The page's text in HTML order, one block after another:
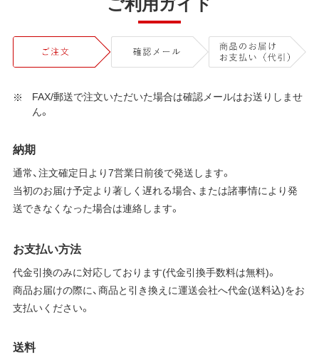
FAX/郵送で注文いただいた場合は確認メールはお送りしませ
ん。
納期
通常、注文確定日より7営業日前後で発送します。
当初のお届け予定より著しく遅れる場合、または諸事情により発
送できなくなった場合は連絡します。
お支払い方法
代金引換のみに対応しております(代金引換手数料は無料)。
商品お届けの際に、商品と引き換えに運送会社へ代金(送料込)をお
支払いください。
送料